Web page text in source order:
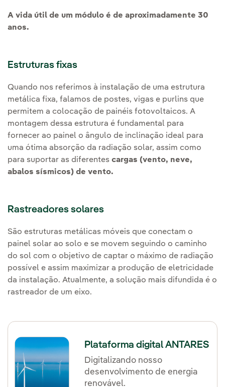
A vida útil de um módulo é de aproximadamente 30
anos.
Estruturas fixas
Quando nos referimos à instalação de uma estrutura
metálica fixa, falamos de postes, vigas e purlins que
permitem a colocação de painéis fotovoltaicos. A
montagem dessa estrutura é fundamental para
fornecer ao painel o ângulo de inclinação ideal para
uma ótima absorção da radiação solar, assim como
para suportar as diferentes cargas (vento, neve,
abalos sísmicos) de vento.
Rastreadores solares
São estruturas metálicas móveis que conectam o
painel solar ao solo e se movem seguindo o caminho
do sol com o objetivo de captar o máximo de radiação
possível e assim maximizar a produção de eletricidade
da instalação. Atualmente, a solução mais difundida é o
rastreador de um eixo.
Plataforma digital ANTARES
Digitalizando nosso
desenvolvimento de energia
renovável.